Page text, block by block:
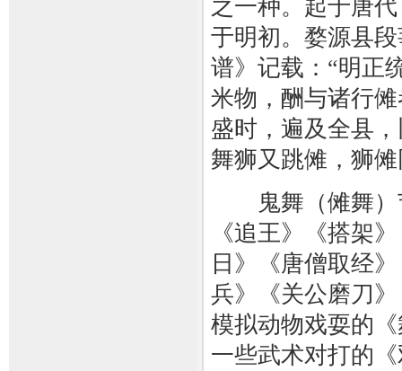
之一种。起于唐
于明初。婺源县
谱》记载：“明正
米物，酬与诸行
盛时，遍及全县
舞狮又跳傩，狮
鬼舞（傩舞）
《追王》《搭架
日》《唐僧取经
兵》《关公磨刀
模拟动物戏耍的
一些武术对打的